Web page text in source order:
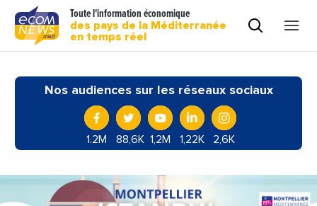
Toute l'information économique
des pays de la Méditerranée
en temps réel
Nos audiences sur les réseaux sociaux
1.2M 88,6K 1,2M 1,22K 2,6K